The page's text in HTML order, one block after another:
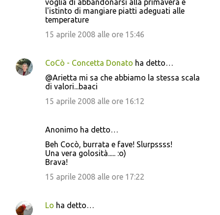
voglia di abbandonarsi alla primavera e
l'istinto di mangiare piatti adeguati alle
temperature
15 aprile 2008 alle ore 15:46
CoCò - Concetta Donato ha detto…
@Arietta mi sa che abbiamo la stessa scala
di valori...baaci
15 aprile 2008 alle ore 16:12
Anonimo ha detto…
Beh Cocò, burrata e fave! Slurpssss!
Una vera golosità..... :o)
Brava!
15 aprile 2008 alle ore 17:22
Lo ha detto…